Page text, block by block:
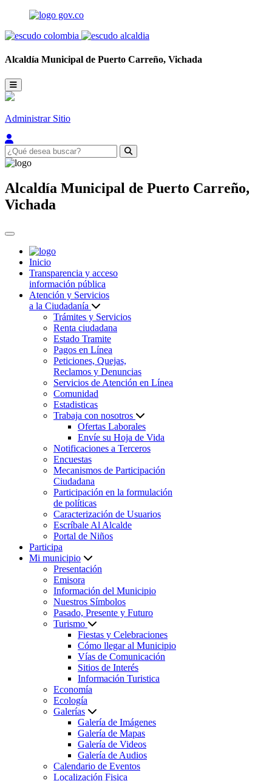
Alcaldía Municipal de Puerto Carreño, Vichada
Administrar Sitio
Alcaldía Municipal de Puerto Carreño,
Vichada
Inicio
Transparencia y acceso
información pública
Atención y Servicios
a la Ciudadanía
Trámites y Servicios
Renta ciudadana
Estado Tramite
Pagos en Línea
Peticiones, Quejas,
Reclamos y Denuncias
Servicios de Atención en Línea
Comunidad
Estadisticas
Trabaja con nosotros
Ofertas Laborales
Envíe su Hoja de Vida
Notificaciones a Terceros
Encuestas
Mecanismos de Participación
Ciudadana
Participación en la formulación
de políticas
Caracterización de Usuarios
Escríbale Al Alcalde
Portal de Niños
Participa
Mi municipio
Presentación
Emisora
Información del Municipio
Nuestros Símbolos
Pasado, Presente y Futuro
Turismo
Fiestas y Celebraciones
Cómo llegar al Municipio
Vías de Comunicación
Sitios de Interés
Información Turistica
Economía
Ecología
Galerías
Galería de Imágenes
Galería de Mapas
Galería de Videos
Galería de Audios
Calendario de Eventos
Localización Fisica